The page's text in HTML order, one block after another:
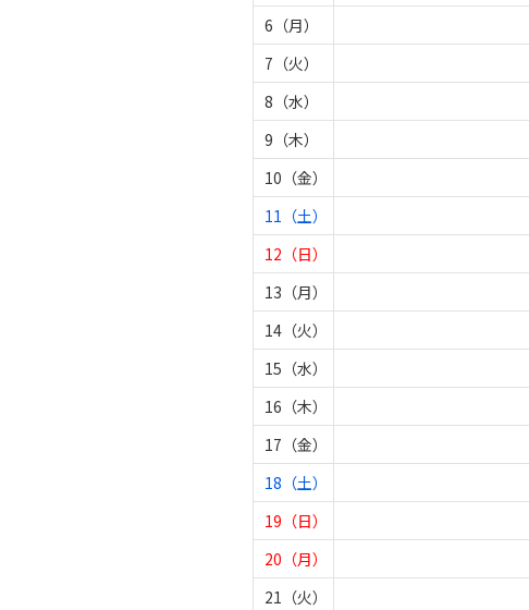
6（月）
7（火）
8（水）
9（木）
10（金）
11（土）
12（日）
13（月）
14（火）
15（水）
16（木）
17（金）
18（土）
19（日）
20（月）
21（火）